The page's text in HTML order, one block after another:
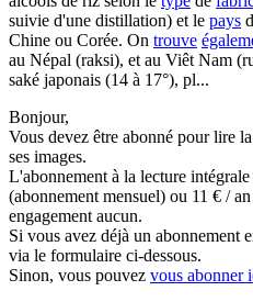
suivie d'une distillation) et le pays
Chine ou Corée. On trouve
au Népal (raksi), et au Viêt Nam
saké japonais (14 à 17°), pl...
Bonjour,
Vous devez être abonné pour lire
ses images.
L'abonnement à la lecture
(abonnement mensuel) ou 11 € /
engagement aucun.
Si vous avez déjà un abonnement
via le formulaire ci-dessous.
Sinon, vous pouvez vous abonner